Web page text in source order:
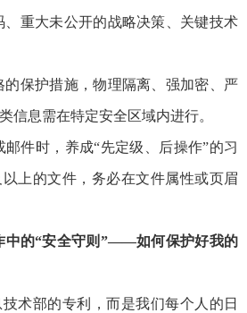
、重大未公开的战略决策、关键技术
的保护措施，物理隔离、强加密、严
信息需在特定安全区域内进行。
邮件时，养成“先定级、后操作”的习
上的文件，务必在文件属性或页眉
中的“安全守则”——如何保护好我的
术部的专利，而是我们每个人的日